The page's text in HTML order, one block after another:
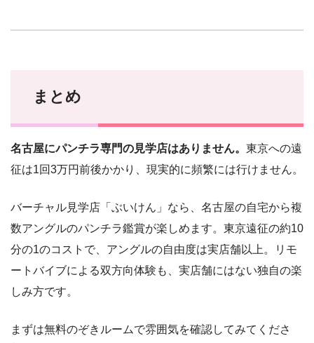
まとめ
名古屋にパンチラ専門の見学店はありません。 東京への遠
征は1回3万円前後かかり、現実的に頻繁には行けません。
バーチャル見学店「ぶいけん」なら、名古屋の自宅から複
数アングルのパンチラ鑑賞が楽しめます。東京遠征の約10
分の1のコストで、アングルの自由度は実店舗以上。リモ
ートバイブによる双方向体験も、実店舗にはない独自の楽
しみ方です。
まずは無料のぞきルームで雰囲気を確認してみてくださ